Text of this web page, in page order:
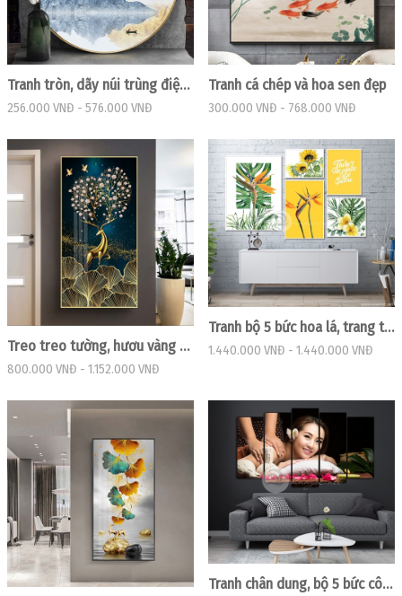
Tranh tròn, dãy núi trùng điệp trừu tượng
256.000 VNĐ - 576.000 VNĐ
Tranh cá chép và hoa sen đẹp
300.000 VNĐ - 768.000 VNĐ
Treo treo tường, hươu vàng sừng hoa trừu tượng
800.000 VNĐ - 1.152.000 VNĐ
Tranh bộ 5 bức hoa lá, trang trí tường
1.440.000 VNĐ - 1.440.000 VNĐ
Tranh chân dung, bộ 5 bức cô gái đang thư giãn